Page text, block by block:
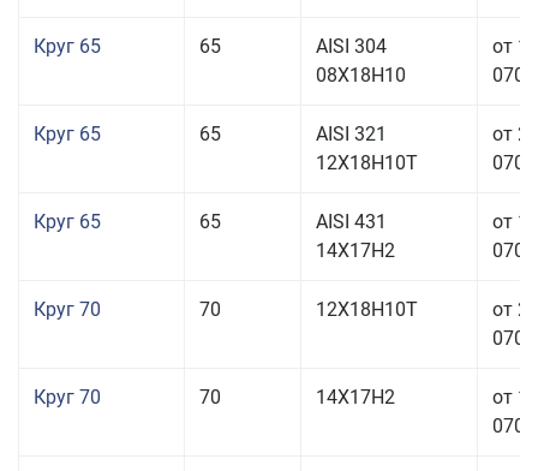
Круг 65 65
AISI 304
08Х18Н10
от
Круг 65 65
AISI 321
12Х18Н10Т
от
Круг 65 65
AISI 431
14Х17Н2
от
Круг 70 70 12Х18Н10Т
от
Круг 70 70 14Х17Н2
от